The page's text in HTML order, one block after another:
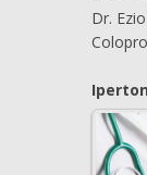
Dr.